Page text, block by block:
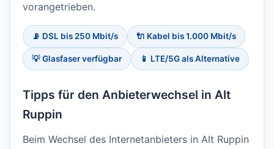
vorangetrieben.
📡 DSL bis 250 Mbit/s 🔌 Kabel bis 1.000 Mbit/s
💡 Glasfaser verfügbar 📱 LTE/5G als Alternative
Tipps für den Anbieterwechsel in Alt
Ruppin
Beim Wechsel des Internetanbieters in Alt Ruppin